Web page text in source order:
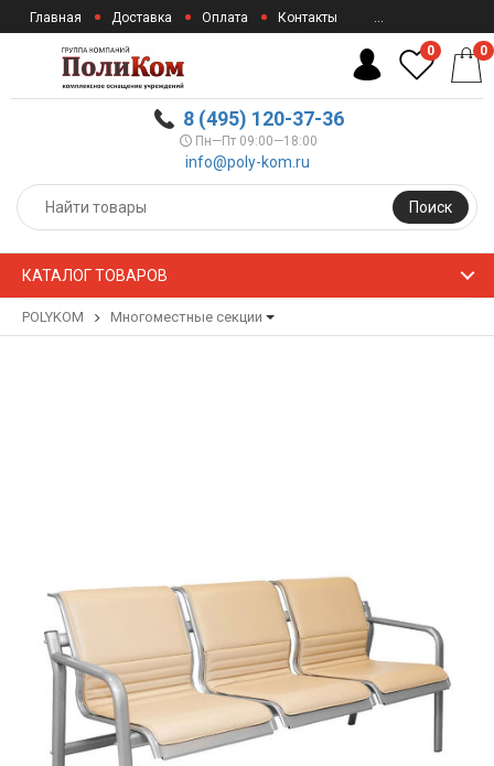
Главная Доставка Оплата Контакты ...
8 (495) 120-37-36
Пн—Пт 09:00—18:00
info@poly-kom.ru
Поиск
0 0
КАТАЛОГ ТОВАРОВ
POLYKOM Многоместные секции